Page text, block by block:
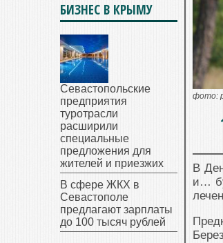
фото:
В
и…
БИЗНЕС В КРЫМУ
Севастопольские
предприятия
туротрасли
расширили
специальные
предложения для
жителей и приезжих
В сфере ЖКХ в
Севастополе
предлагают зарплаты
до 100 тысяч рублей